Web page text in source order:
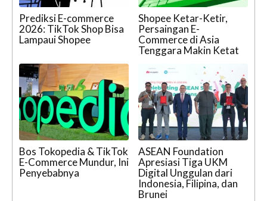
Prediksi E-commerce
2026: TikTok Shop Bisa
Lampaui Shopee
Shopee Ketar-Ketir,
Persaingan E-
Commerce di Asia
Tenggara Makin Ketat
Bos Tokopedia & TikTok
E-Commerce Mundur, Ini
Penyebabnya
ASEAN Foundation
Apresiasi Tiga UKM
Digital Unggulan dari
Indonesia, Filipina, dan
Brunei